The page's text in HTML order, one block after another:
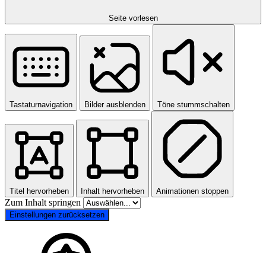
Seite vorlesen
Tastaturnavigation Bilder ausblenden Töne stummschalten
Titel hervorheben Inhalt hervorheben Animationen stoppen
Zum Inhalt springen
Einstellungen zurücksetzen